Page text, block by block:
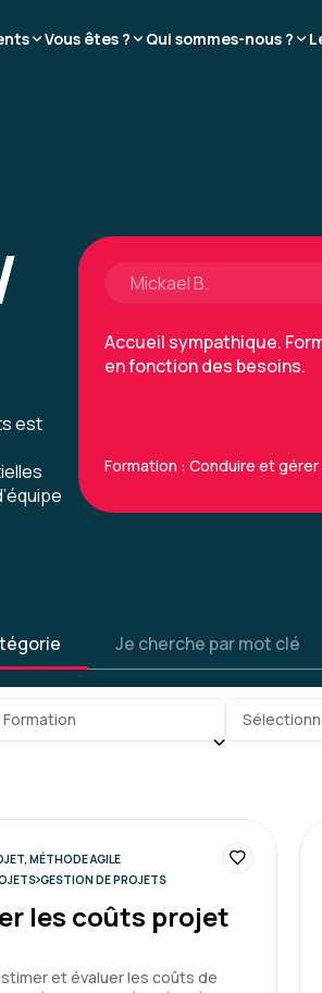
Vous êtes ? Qui sommes-nous ?
est
Selon moi, le contenu de
formation niveau 1 ou
Mickael B.
Accueil sympathique.
en fonction des besoins.
Formation : Conduire et
Très bonne expérience,
flexible, qui s'adapte aux
mesure
Marc T.
Très bonne formation de
Je cherche par mot clé
sous-catégorie
Formation Tag
MÉTHODE AGILE
GESTION DE PROJETS
les coûts projet
et évaluer les coûts de